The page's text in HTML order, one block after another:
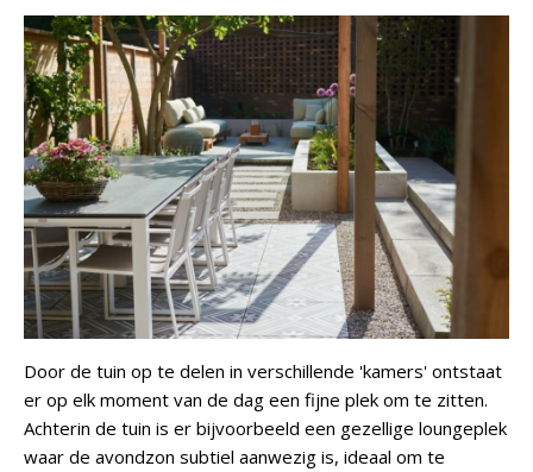
Door de tuin op te delen in verschillende 'kamers' ontstaat
er op elk moment van de dag een fijne plek om te zitten.
Achterin de tuin is er bijvoorbeeld een gezellige loungeplek
waar de avondzon subtiel aanwezig is, ideaal om te